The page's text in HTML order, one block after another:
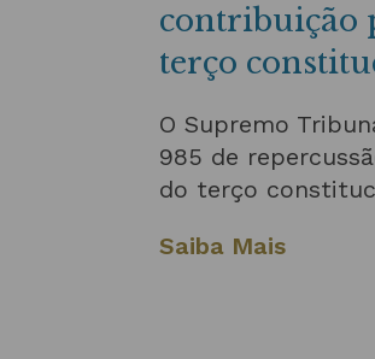
contribuição
terço
O Supremo
985 de
do terço
Saiba Mais